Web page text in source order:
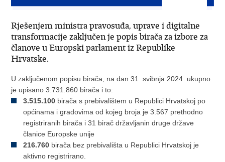
Rješenjem ministra pravosuđa, uprave i digitalne
transformacije zaključen je popis birača za izbore za
članove u Europski parlament iz Republike
Hrvatske.
U zaključenom popisu birača, na dan 31. svibnja 2024. ukupno
je upisano 3.731.860 birača i to:
3.515.100 birača s prebivalištem u Republici Hrvatskoj po
općinama i gradovima od kojeg broja je 3.567 prethodno
registriranih birača i 31 birač državljanin druge države
članice Europske unije
216.760 birača bez prebivališta u Republici Hrvatskoj je
aktivno registrirano.